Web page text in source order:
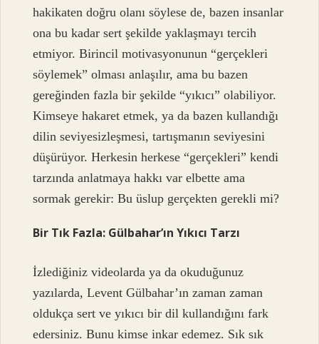
hakikaten doğru olanı söylese de, bazen insanlar
ona bu kadar sert şekilde yaklaşmayı tercih
etmiyor. Birincil motivasyonunun “gerçekleri
söylemek” olması anlaşılır, ama bu bazen
gereğinden fazla bir şekilde “yıkıcı” olabiliyor.
Kimseye hakaret etmek, ya da bazen kullandığı
dilin seviyesizleşmesi, tartışmanın seviyesini
düşürüyor. Herkesin herkese “gerçekleri” kendi
tarzında anlatmaya hakkı var elbette ama
sormak gerekir: Bu üslup gerçekten gerekli mi?
Bir Tık Fazla: Gülbahar’ın Yıkıcı Tarzı
İzlediğiniz videolarda ya da okuduğunuz
yazılarda, Levent Gülbahar’ın zaman zaman
oldukça sert ve yıkıcı bir dil kullandığını fark
edersiniz. Bunu kimse inkar edemez. Sık sık